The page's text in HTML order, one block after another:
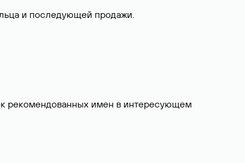
и последующей продажи.
рекомендованных имен в интересующем